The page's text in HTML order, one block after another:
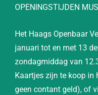
OPENINGSTIJDEN
Het Haags Openbaar
januari tot en met 13
zondagmiddag van
Kaartjes zijn te koop in
geen contant geld), of